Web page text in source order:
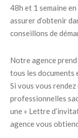
48h et 1 semaine
assurer d’obtenir
conseillons de
Notre agence
tous les documents
Si vous vous
professionnelles
une « Lettre
agence vous